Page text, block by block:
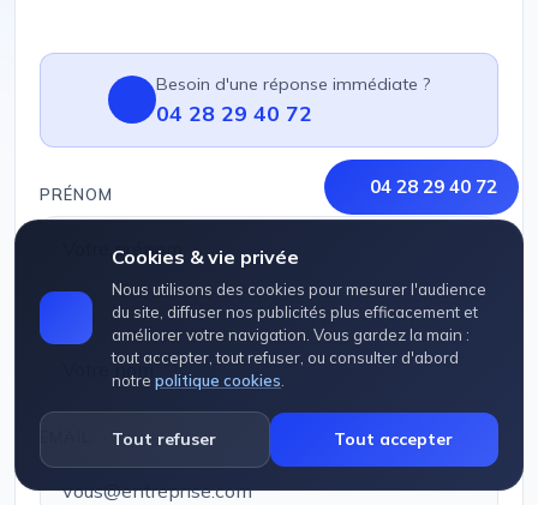
04 28 29 40 72
Cookies & vie privée
Nous utilisons des cookies pour mesurer l'audience
du site, diffuser nos publicités plus efficacement et
améliorer votre navigation. Vous gardez la main :
tout accepter, tout refuser, ou consulter d'abord
notre politique cookies
Tout refuser Tout accepter
Besoin d'une réponse immédiate ?
04 28 29 40 72
PRÉNOM